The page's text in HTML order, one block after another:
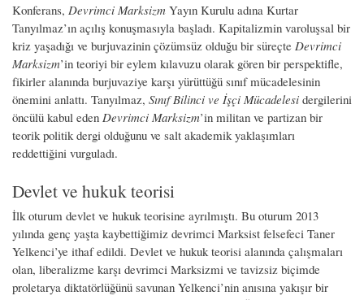
Konferans, Devrimci Marksizm Yayın Kurulu adına Kurtar
Tanyılmaz’ın açılış konuşmasıyla başladı. Kapitalizmin varoluşsal bir
kriz yaşadığı ve burjuvazinin çözümsüz olduğu bir süreçte Devrimci
Marksizm’in teoriyi bir eylem kılavuzu olarak gören bir perspektifle,
fikirler alanında burjuvaziye karşı yürüttüğü sınıf mücadelesinin
önemini anlattı. Tanyılmaz, Sınıf Bilinci ve İşçi Mücadelesi dergilerini
öncülü kabul eden Devrimci Marksizm’in militan ve partizan bir
teorik politik dergi olduğunu ve salt akademik yaklaşımları
reddettiğini vurguladı.
Devlet ve hukuk teorisi
İlk oturum devlet ve hukuk teorisine ayrılmıştı. Bu oturum 2013
yılında genç yaşta kaybettiğimiz devrimci Marksist felsefeci Taner
Yelkenci’ye ithaf edildi. Devlet ve hukuk teorisi alanında çalışmaları
olan, liberalizme karşı devrimci Marksizmi ve tavizsiz biçimde
proletarya diktatörlüğünü savunan Yelkenci’nin anısına yakışır bir